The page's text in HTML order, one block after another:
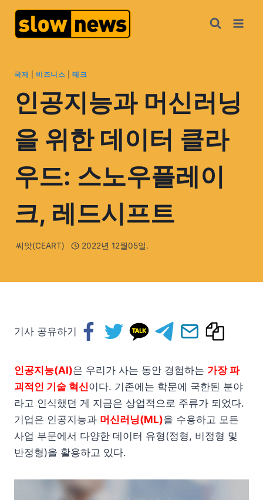
국제 비즈니스 |테크
인공지능과 머신러닝
을 위한 데이터 클라
우드: 스노우플레이
크, 레드시프트
씨앗(CEART) 2022년 12월05일.
기사 공유하기
인공지능(AI)은 우리가 사는 동안 경험하는 가장 파
괴적인 기술 혁신이다. 기존에는 학문에 국한된 분야
라고 인식했던 게 지금은 상업적으로 주류가 되었다.
기업은 인공지능과 머신러닝(ML)을 수용하고 모든
사업 부문에서 다양한 데이터 유형(정형, 비정형 및
반정형)을 활용하고 있다.